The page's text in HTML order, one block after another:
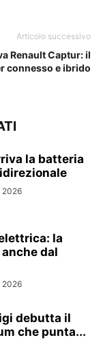
Articolo successivo
Renault Captur: il
connesso e ibrido
la batteria
2026
la
dal
2026
debutta il
che punta...